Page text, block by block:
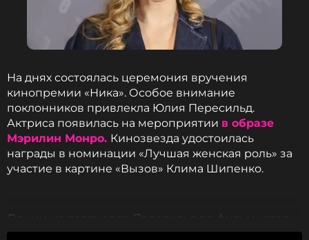
На днях состоялась церемония вручения
кинопремии «Ника». Особое внимание
поклонников привлекла Юлия Пересильд.
Актриса появилась на мероприятии в образе
Мэрилин Монро. Кинозвезда удостоилась
награды в номинации «Лучшая женская роль» за
участие в картине «Вызов» Клима Шипенко.
Одним из партнеров Пересильд по фильму стал
Владимир Машков. В беседе с журналистами